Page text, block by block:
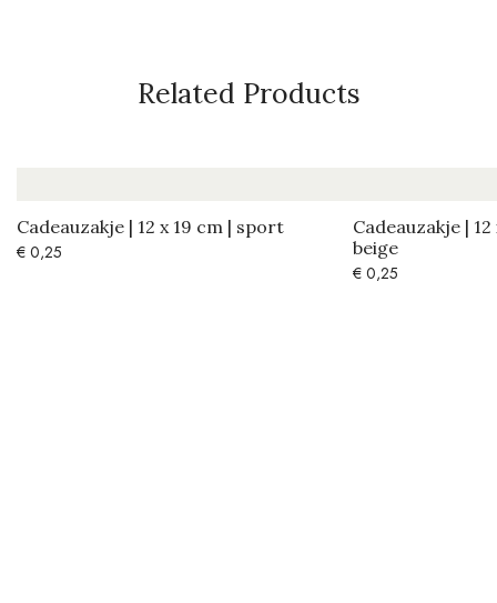
Related Products
Cadeauzakje | 12 x 19 cm | sport
€ 0,25
Cadeauzakje |
beige
€ 0,25